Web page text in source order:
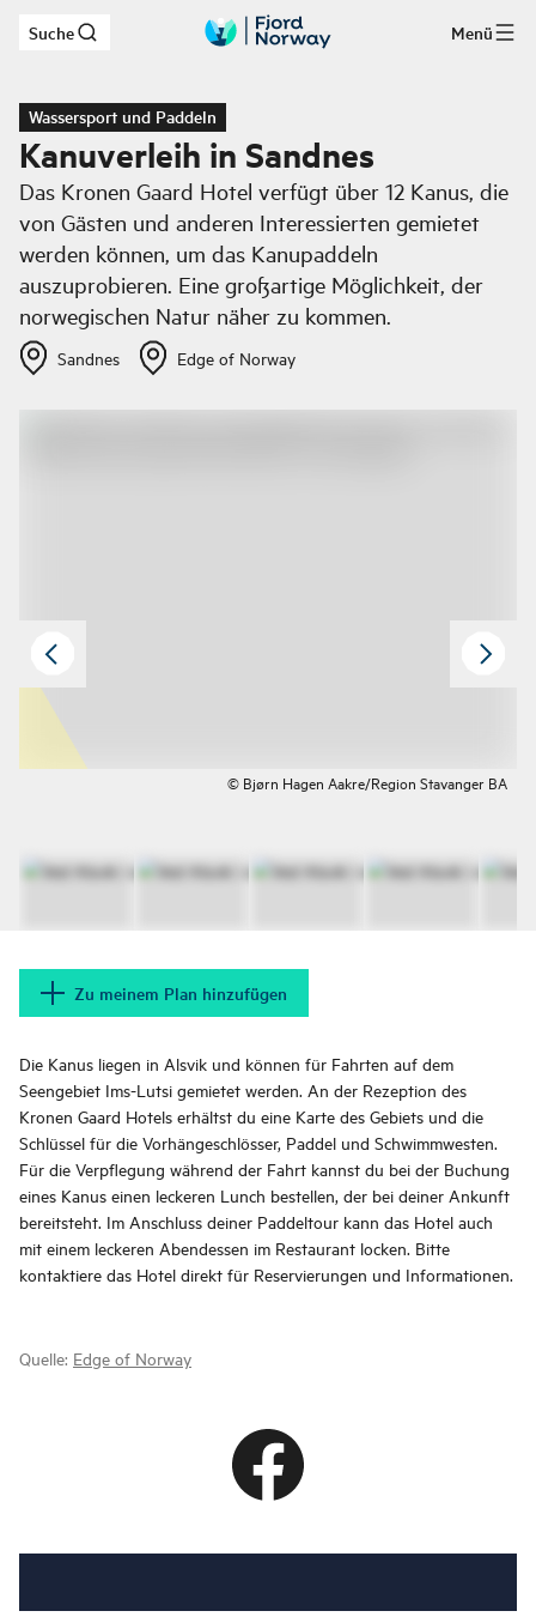
Zum Hauptinhalt
Suche Menü
Wassersport und Paddeln
Kanuverleih in Sandnes
Das Kronen Gaard Hotel verfügt über 12 Kanus, die
von Gästen und anderen Interessierten gemietet
werden können, um das Kanupaddeln
auszuprobieren. Eine großartige Möglichkeit, der
norwegischen Natur näher zu kommen.
Sandnes Edge of Norway
© Bjørn Hagen Aakre/Region Stavanger BA
Zu meinem Plan hinzufügen
Die Kanus liegen in Alsvik und können für Fahrten auf dem
Seengebiet Ims-Lutsi gemietet werden. An der Rezeption des
Kronen Gaard Hotels erhältst du eine Karte des Gebiets und die
Schlüssel für die Vorhängeschlösser, Paddel und Schwimmwesten.
Für die Verpflegung während der Fahrt kannst du bei der Buchung
eines Kanus einen leckeren Lunch bestellen, der bei deiner Ankunft
bereitsteht. Im Anschluss deiner Paddeltour kann das Hotel auch
mit einem leckeren Abendessen im Restaurant locken. Bitte
kontaktiere das Hotel direkt für Reservierungen und Informationen.
Quelle: Edge of Norway